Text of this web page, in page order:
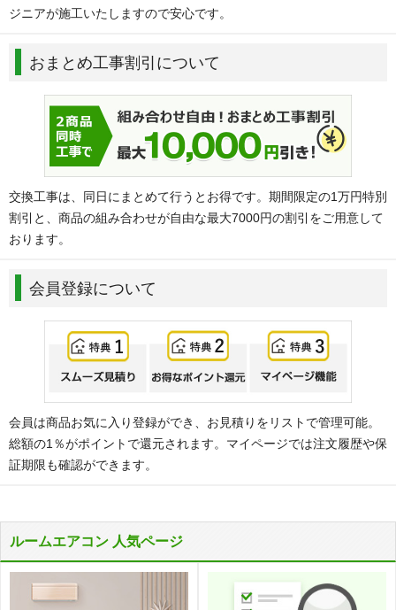
ジニアが施工いたしますので安心です。
おまとめ工事割引について
交換工事は、同日にまとめて行うとお得です。期間限定の1万円特別
割引と、商品の組み合わせが自由な最大7000円の割引をご用意して
おります。
会員登録について
会員は商品お気に入り登録ができ、お見積りをリストで管理可能。
総額の1％がポイントで還元されます。マイページでは注文履歴や保
証期限も確認ができます。
ルームエアコン 人気ページ